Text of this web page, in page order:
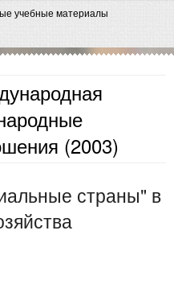
учебные материалы
(2003)
страны" в